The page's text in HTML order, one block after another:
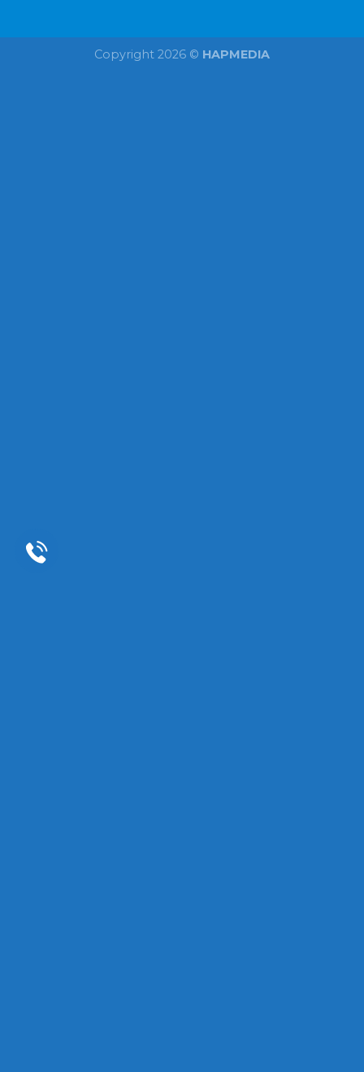
Copyright 2026 © HAPMEDIA